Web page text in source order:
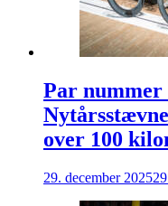
Par
over 100
29. december 2025